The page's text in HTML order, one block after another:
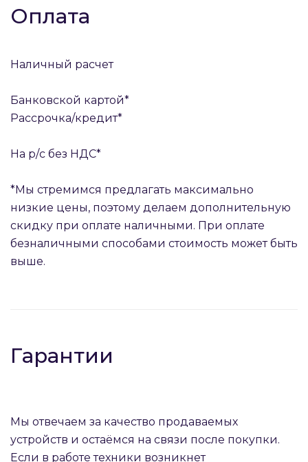
Оплата
Наличный расчет
Банковской картой*
Рассрочка/кредит*
На р/с без НДС*
*Мы стремимся предлагать максимально
низкие цены, поэтому делаем дополнительную
скидку при оплате наличными. При оплате
безналичными способами стоимость может быть
выше.
Гарантии
Мы отвечаем за качество продаваемых
устройств и остаёмся на связи после покупки.
Если в работе техники возникнет